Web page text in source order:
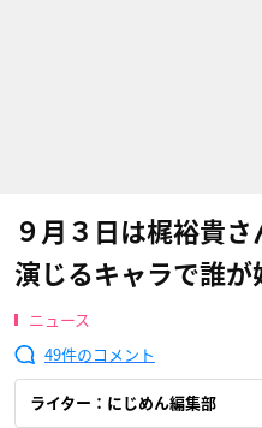
９月３日は梶裕貴
演じるキャラで誰が
ニュース
49
ライター：にじめん編集部